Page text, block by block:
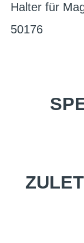
Halter für
50176